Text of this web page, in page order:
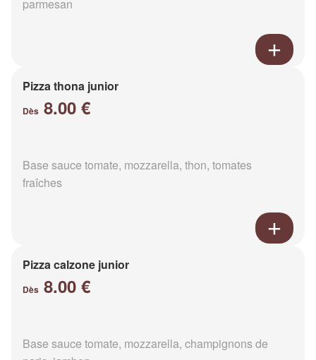
parmesan
Pizza thona junior
Dès 8.00 €
Base sauce tomate, mozzarella, thon, tomates
fraîches
Pizza calzone junior
Dès 8.00 €
Base sauce tomate, mozzarella, champignons de